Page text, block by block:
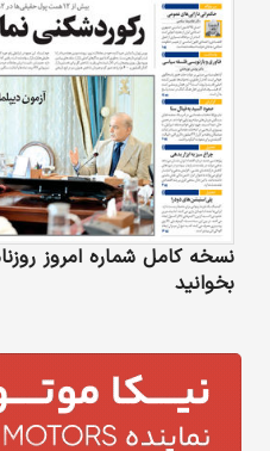
نسخه کامل شماره امروز
بخوانید